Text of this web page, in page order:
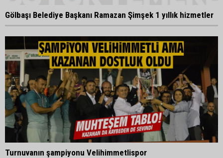
Gölbaşı Belediye Başkanı Ramazan Şimşek 1 yıllık hizmetler
Turnuvanın şampiyonu Velihimmetlispor